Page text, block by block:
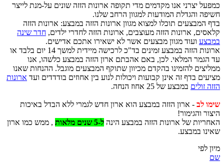
יצרני אנו מקדמים מדי תקופה ארונות הזזה שונים על-מנת לייצר
והגדלת המודעות למגוון הרחב שלנו.
תוכלו למצוא מגוון ארונות הזזה במבצע: ארונות הזזה
ארונות הזזה מעוצבים, ארונות הזזה לחדרי ילדים,חדר שינה
ועוד מגוון מבצעים אשר לא ישאירו אתכם אדישים.
ארונות הזזה במבצע זמינים בד"כ לרכישה מיידית למשך 14 יום בלבד או
המלאי. לכן, באם אהבתם ארון הזזה במבצע כלשהו, אנו
להזמינו בהקדם מכיוון שתוקף המבצעים מוגבל. ההנחות שאנו
בדף זה אינן קבועות ויכולות לנוע בין אחוזים בודדדים ועדארונות
במבצע של 25 אחוז הנחה.
לב- ארון הזזה במבצע הוא ארון חדש לגמרי ללא הבדל באיכות
והגימור!
של ארונות הזזה במבצע הינה ל-5 שנים מלאות
, ממש כמו ארון
במבצע.